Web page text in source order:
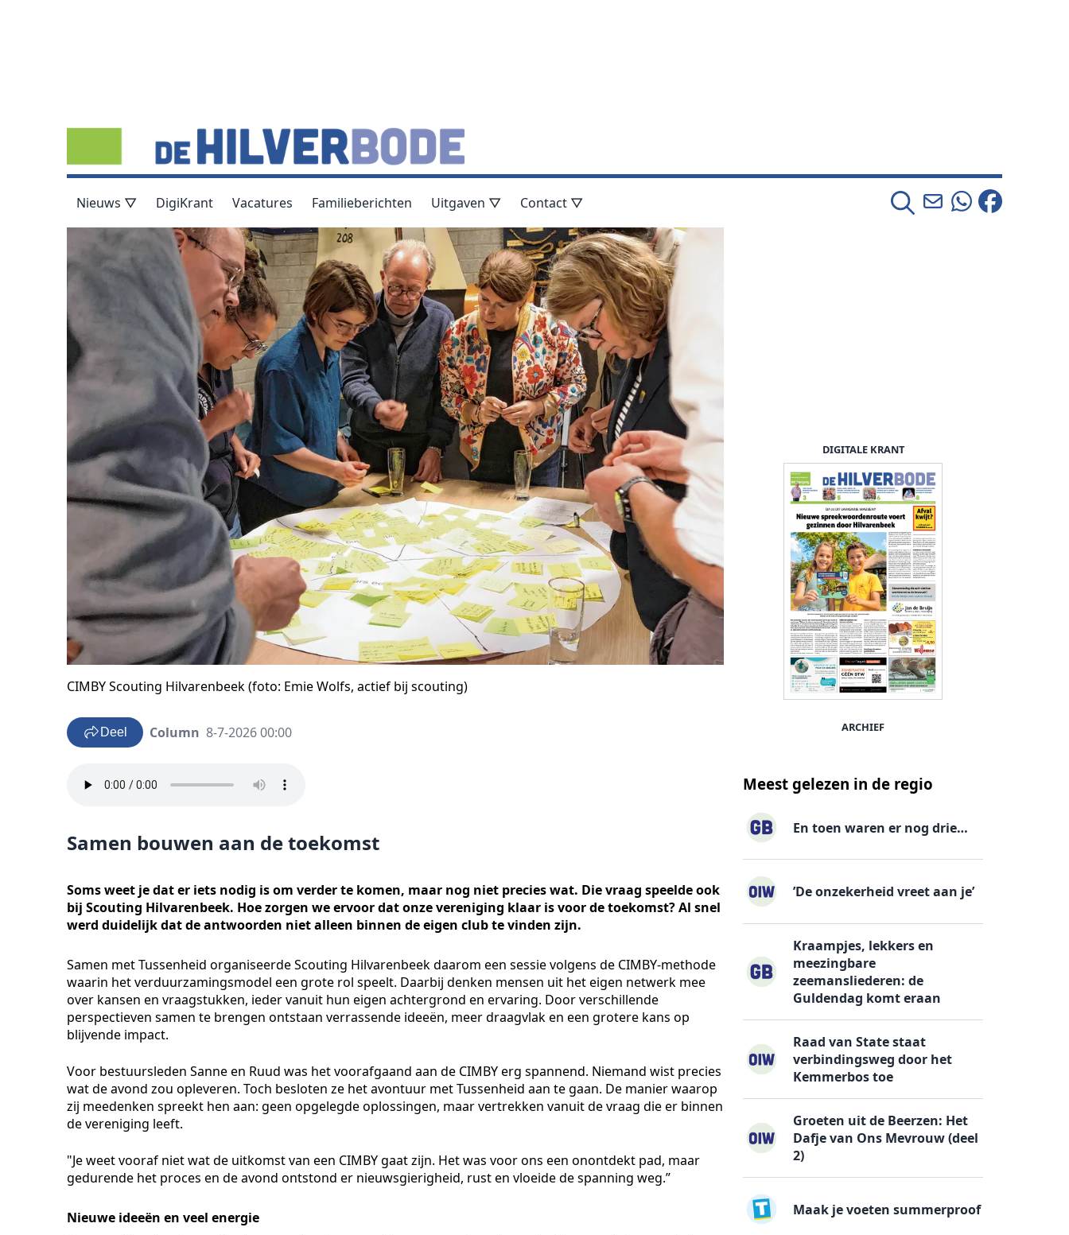
Nieuws ▽ DigiKrant Vacatures Familieberichten Uitgaven ▽ Contact ▽
CIMBY Scouting Hilvarenbeek (foto: Emie Wolfs, actief bij scouting)
Deel Column 8-7-2026 00:00
Samen bouwen aan de toekomst
Soms weet je dat er iets nodig is om verder te komen, maar nog niet precies wat. Die vraag speelde ook
bij Scouting Hilvarenbeek. Hoe zorgen we ervoor dat onze vereniging klaar is voor de toekomst? Al snel
werd duidelijk dat de antwoorden niet alleen binnen de eigen club te vinden zijn.
Samen met Tussenheid organiseerde Scouting Hilvarenbeek daarom een sessie volgens de CIMBY-methode
waarin het verduurzamingsmodel een grote rol speelt. Daarbij denken mensen uit het eigen netwerk mee
over kansen en vraagstukken, ieder vanuit hun eigen achtergrond en ervaring. Door verschillende
perspectieven samen te brengen ontstaan verrassende ideeën, meer draagvlak en een grotere kans op
blijvende impact.
Voor bestuursleden Sanne en Ruud was het voorafgaand aan de CIMBY erg spannend. Niemand wist precies
wat de avond zou opleveren. Toch besloten ze het avontuur met Tussenheid aan te gaan. De manier waarop
zij meedenken spreekt hen aan: geen opgelegde oplossingen, maar vertrekken vanuit de vraag die er binnen
de vereniging leeft.
"Je weet vooraf niet wat de uitkomst van een CIMBY gaat zijn. Het was voor ons een onontdekt pad, maar
gedurende het proces en de avond ontstond er nieuwsgierigheid, rust en vloeide de spanning weg.”
Nieuwe ideeën en veel energie
DIGITALE KRANT
ARCHIEF
Meest gelezen in de regio
En toen waren er nog drie…
’De onzekerheid vreet aan je’
Kraampjes, lekkers en
meezingbare
zeemansliederen: de
Guldendag komt eraan
Raad van State staat
verbindingsweg door het
Kemmerbos toe
Groeten uit de Beerzen: Het
Dafje van Ons Mevrouw (deel
2)
Maak je voeten summerproof